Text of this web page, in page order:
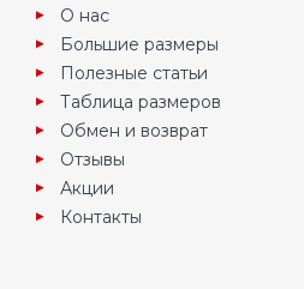
О нас
Большие размеры
Полезные статьи
Таблица размеров
Обмен и возврат
Отзывы
Акции
Контакты